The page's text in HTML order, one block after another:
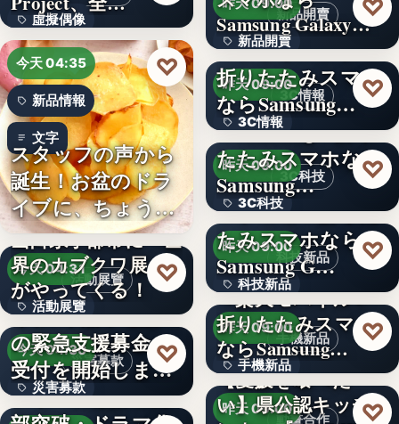
虛擬偶像
10
今天 04:35
新品情報
文字
スタッフの声から
誕生！お盆のドラ
イブに、ちょうど
いい。「…
♡
活動展覽
今天 04:31
活動展覽
60
山口県宇部市に『世
界のカブクワ展』
がやってくる！
♡
災害募款
今天 04:30
災害募款
令和8年熊本地震へ
の緊急支援募金の
受付を開始しまし
た
♡
シリーズ累計40万
新品開賣
昨天 09:00
新品開賣
4.1
Samsung Galaxy…
♡
3C情報
昨天 09:00
3C情報
文字
＜ソフトバンク＞
折りたたみスマホ
ならSamsung…
♡
3C科技
昨天 09:00
3C科技
文字
＜Samsung＞折り
たたみスマホなら
Samsung…
♡
科技新品
昨天 09:00
科技新品
文字
＜ドコモ＞折りた
たみスマホなら
Samsung G…
♡
手機新品
昨天 09:00
手機新品
4.1
＜楽天モバイル＞
折りたたみスマホ
ならSamsung…
♡
動畫合作
昨天 09:00
【愛媛を喰べた
い】県公認キッチ♡